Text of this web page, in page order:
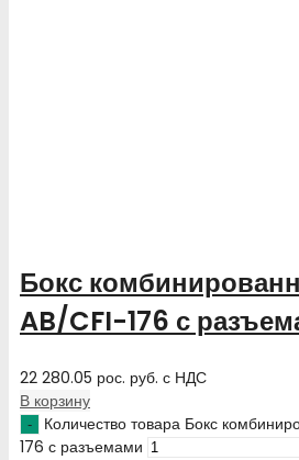
Бокс
AB/CFI-176 с
22 280.05 рос. руб. с НДС
В корзину
Количество товара Бокс
176 с разъемами